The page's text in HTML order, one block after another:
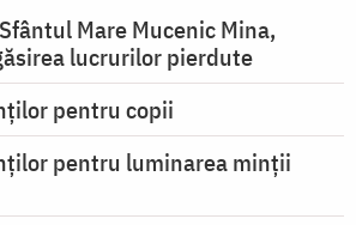
Mare Mucenic Mina,
lucrurilor pierdute
pentru copii
pentru luminarea minţii